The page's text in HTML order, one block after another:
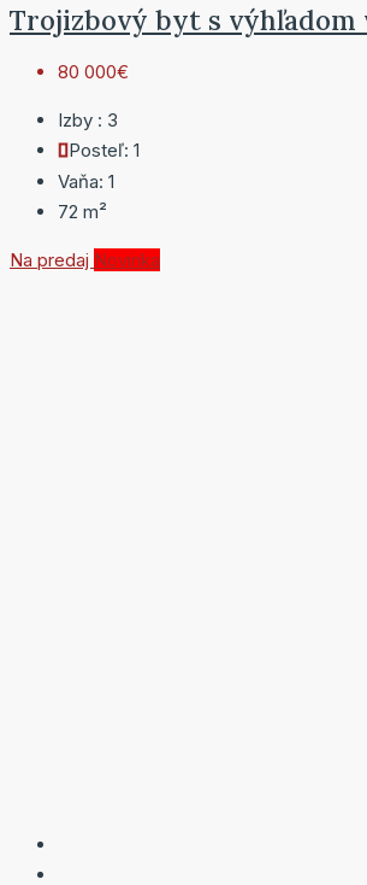
Trojizbový byt s výhľadom
80 000€
Izby : 3
Posteľ: 1
Vaňa: 1
72 m²
Na predaj Novinka